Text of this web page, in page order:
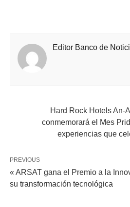
Editor Banco de
Hard Rock Hotels An-
conmemorará el Mes
experiencias que
PREVIOUS
« ARSAT gana el Premio a la
su transformación tecnológica